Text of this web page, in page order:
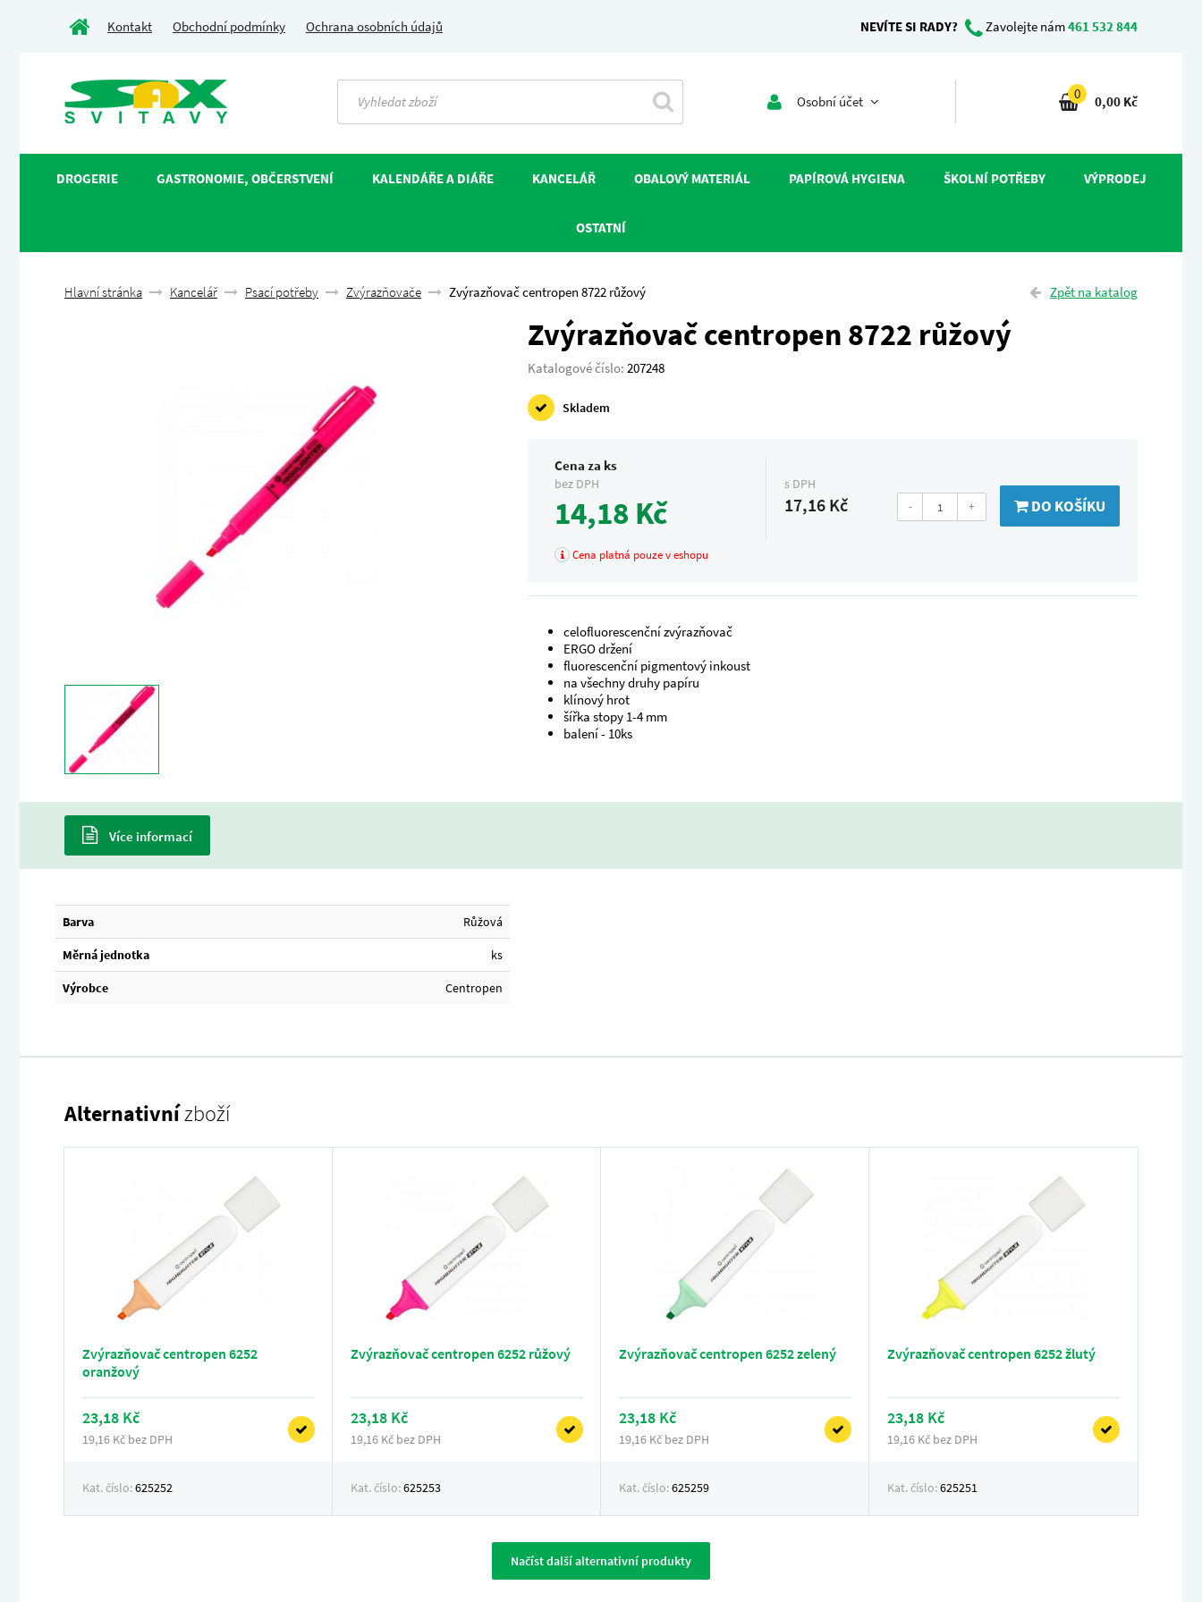
Kontakt Obchodní podmínky Ochrana osobních údajů NEVÍTE SI RADY? Zavolejte nám461 532 844
Osobní účet 0 0,00 Kč
DROGERIE GASTRONOMIE, OBČERSTVENÍ KALENDÁŘE A DIÁŘE KANCELÁŘ OBALOVÝ MATERIÁL PAPÍROVÁ HYGIENA ŠKOLNÍ POTŘEBY VÝPRODEJ
OSTATNÍ
Zpět na katalog
Hlavní stránka Kancelář Psací potřeby Zvýrazňovače Zvýrazňovač centropen 8722 růžový
Zvýrazňovač centropen 8722 růžový
Katalogové číslo:207248
Skladem
Cena za ks
bez DPH
14,18 Kč
s DPH
17,16 Kč
Cena platná pouze v eshopu
- + DO KOŠÍKU
celofluorescenční zvýrazňovač
ERGO držení
fluorescenční pigmentový inkoust
na všechny druhy papíru
klínový hrot
šířka stopy 1-4 mm
balení - 10ks
Více informací
Barva Růžová
Měrná jednotka ks
Výrobce Centropen
Alternativnízboží
Zvýrazňovač centropen 6252
oranžový
23,18 Kč
19,16 Kč bez DPH
Kat. číslo:625252
Zvýrazňovač centropen 6252 růžový
23,18 Kč
19,16 Kč bez DPH
Kat. číslo:625253
Zvýrazňovač centropen 6252 zelený
23,18 Kč
19,16 Kč bez DPH
Kat. číslo:625259
Zvýrazňovač centropen 6252 žlutý
23,18 Kč
19,16 Kč bez DPH
Kat. číslo:625251
Načíst další alternativní produkty